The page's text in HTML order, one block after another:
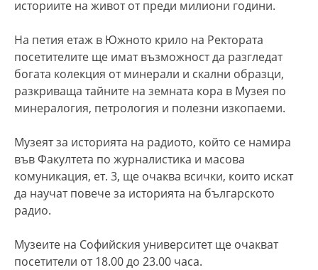
историите на живот от преди милиони години.
На петия етаж в Южното крило на Ректората
посетителите ще имат възможност да разгледат
богата колекция от минерали и скални образци,
разкриваща тайните на земната кора в Музея по
минералогия, петрология и полезни изкопаеми.
Музеят за историята на радиото, който се намира
във Факултета по журналистика и масова
комуникация, ет. 3, ще очаква всички, които искат
да научат повече за историята на българското
радио.
Музеите на Софийския университет ще очакват
посетители от 18.00 до 23.00 часа.